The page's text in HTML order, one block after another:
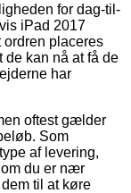
for dag-til-
iPad 2017
ordren placeres
de kan nå at få de
har
oftest gælder
Som
af levering,
du er nær
til at køre